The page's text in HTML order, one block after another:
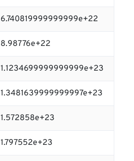
6.740819999999999e+22
8.98776e+22
1.1234699999999999e+23
1.3481639999999997e+23
1.572858e+23
1.797552e+23